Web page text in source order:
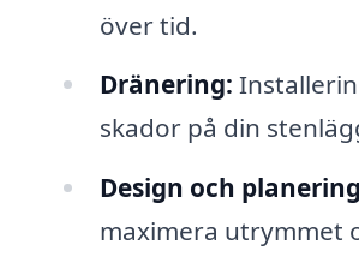
över tid.
Dränering:
skador på din
Design och
maximera utrymmet